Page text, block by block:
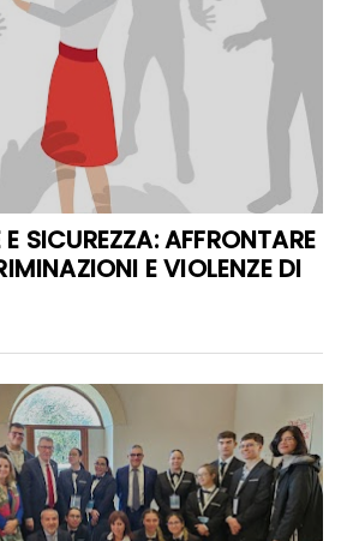
E SICUREZZA: AFFRONTARE
E VIOLENZE DI